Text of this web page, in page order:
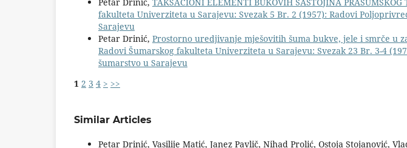
Petar Drinić, TAKSACIONI ELEMENTI BUKOVIH SASTOJINA PRAŠUMSKOG
fakulteta Univerziteta u Sarajevu: Svezak 5 Br. 2 (1957): Radovi
Sarajevu
Petar Drinić, Prostorno uredjivanje mješovitih šuma bukve, jele i smrče u
Radovi Šumarskog fakulteta Univerziteta u Sarajevu: Svezak 23 Br. 3-4
šumarstvo u Sarajevu
1 2 3 4 > >>
Similar Articles
Petar Drinić, Vasilije Matić, Janez Pavlič, Nihad Prolić, Ostoja Stojanović,